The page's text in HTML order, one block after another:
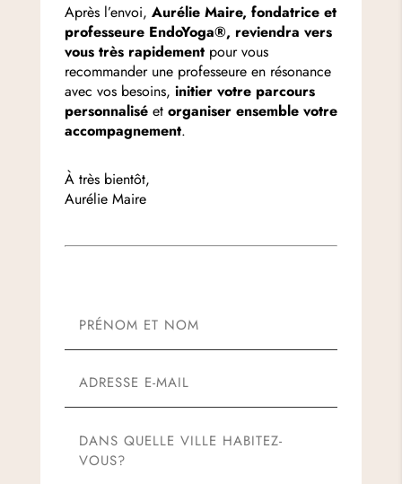
Après l’envoi, Aurélie Maire, fondatrice et
professeure EndoYoga®, reviendra vers
vous très rapidement pour vous
recommander une professeure en résonance
avec vos besoins, initier votre parcours
personnalisé et organiser ensemble votre
accompagnement.
À très bientôt,
Aurélie Maire